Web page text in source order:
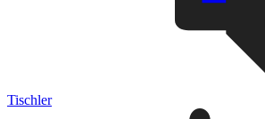
Tischler